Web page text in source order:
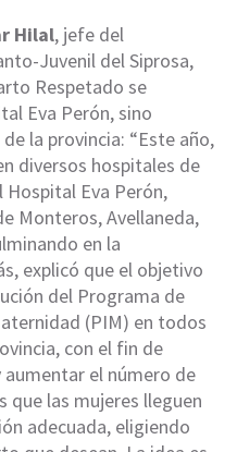
Hilal, jefe del
Juvenil del Siprosa,
Respetado se
Eva Perón, sino
la provincia: “Este año,
diversos hospitales de
Hospital Eva Perón,
Monteros, Avellaneda,
en la
explicó que el objetivo
del Programa de
(PIM) en todos
con el fin de
aumentar el número de
que las mujeres lleguen
adecuada, eligiendo